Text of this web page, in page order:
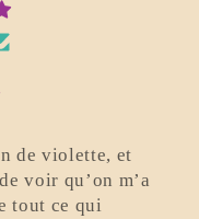
et
m’a
qui